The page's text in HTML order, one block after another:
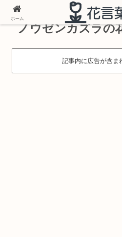
ノウゼンカズラの
記事内に広告が含ま
ホーム